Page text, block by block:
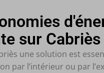
sur Cabriès
une solution est
par l’intérieur ou par